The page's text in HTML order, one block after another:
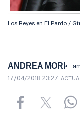
Los Reyes en El Pardo /
ANDREA MORI
17/04/2018 23:27